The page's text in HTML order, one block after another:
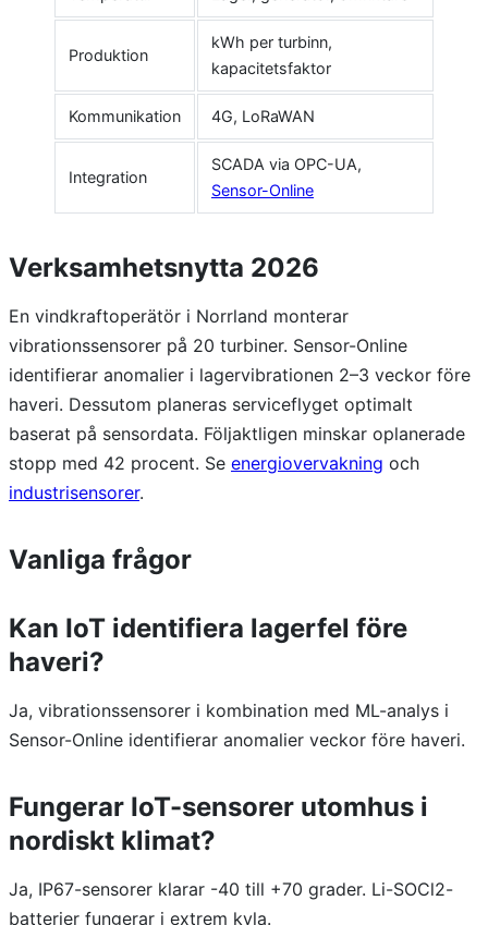
Produktion
kWh per turbinn,
kapacitetsfaktor
Kommunikation 4G, LoRaWAN
Integration
SCADA via OPC-UA,
Sensor-Online
Verksamhetsnytta 2026
En vindkraftoperätör i Norrland monterar
vibrationssensorer på 20 turbiner. Sensor-Online
identifierar anomalier i lagervibrationen 2–3 veckor före
haveri. Dessutom planeras serviceflyget optimalt
baserat på sensordata. Följaktligen minskar oplanerade
stopp med 42 procent. Se energiovervakning och
industrisensorer.
Vanliga frågor
Kan IoT identifiera lagerfel före
haveri?
Ja, vibrationssensorer i kombination med ML-analys i
Sensor-Online identifierar anomalier veckor före haveri.
Fungerar IoT-sensorer utomhus i
nordiskt klimat?
Ja, IP67-sensorer klarar -40 till +70 grader. Li-SOCl2-
batterier fungerar i extrem kyla.